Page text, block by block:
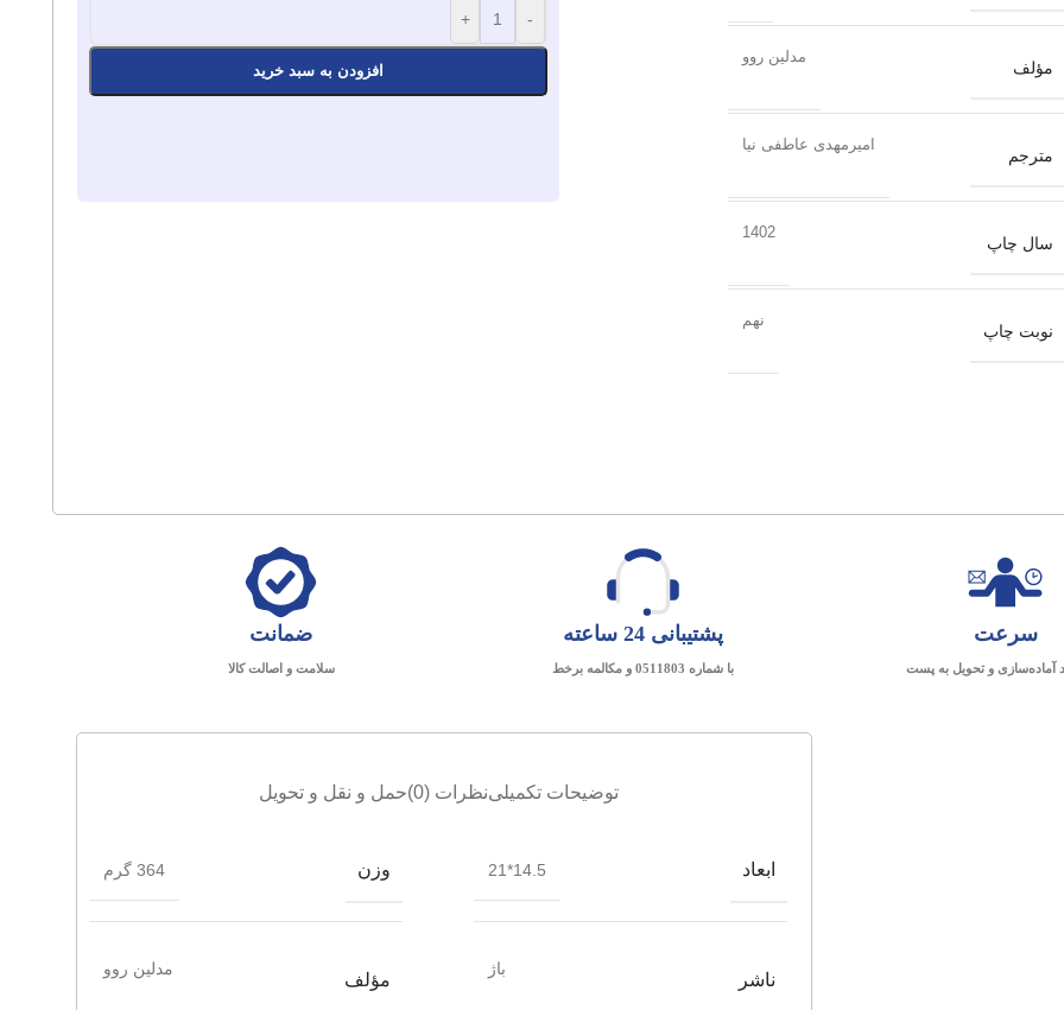
مؤلف
مدلین روو
مترجم
امیرمهدی عاطفی نیا
سال چاپ
1402
نوبت چاپ
نهم
-
+
افزودن به سبد خرید
سرعت
آماده‌سازی و تحویل به پست
پشتیبانی 24 ساعته
با شماره 0511803 و مکالمه برخط
ضمانت
سلامت و اصالت کالا
توضیحات تکمیلینظرات (0) حمل و نقل و تحویل
ابعاد 14.5*21 وزن 364 گرم
ناشر
باژ
مؤلف
مدلین روو